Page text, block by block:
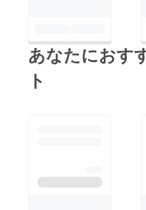
あなたにおす
ト